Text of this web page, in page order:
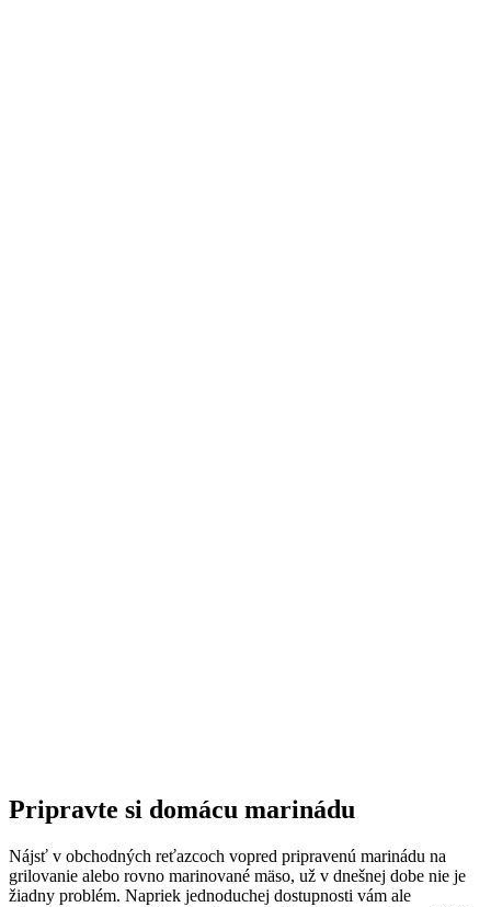
Pripravte si domácu marinádu
Nájsť v obchodných reťazcoch vopred pripravenú marinádu na
grilovanie alebo rovno marinované mäso, už v dnešnej dobe nie je
žiadny problém. Napriek jednoduchej dostupnosti vám ale